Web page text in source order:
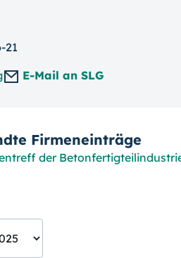
21
E-Mail an SLG
Firmeneinträge
der